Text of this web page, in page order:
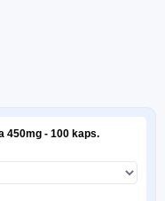
450mg - 100 kaps.